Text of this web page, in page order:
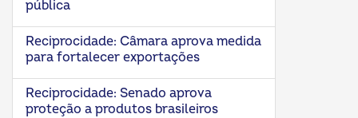
pública
Reciprocidade: Câmara aprova medida
para fortalecer exportações
Reciprocidade: Senado aprova
proteção a produtos brasileiros